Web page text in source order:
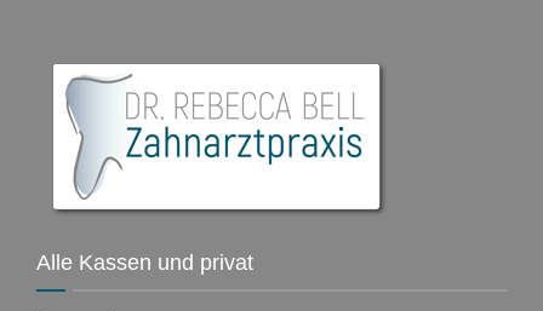
Alle Kassen und privat